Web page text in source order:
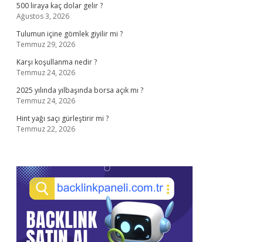
500 liraya kaç dolar gelir ?
Ağustos 3, 2026
Tulumun içine gömlek giyilir mi ?
Temmuz 29, 2026
Karşı koşullanma nedir ?
Temmuz 24, 2026
2025 yılında yılbaşında borsa açık mı ?
Temmuz 24, 2026
Hint yağı saçı gürleştirir mi ?
Temmuz 22, 2026